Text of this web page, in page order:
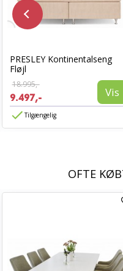
PRESLEY Kontinentalseng
Fløjl
18.995,-
9.497,- Vis
Tilgængelig
OFTE